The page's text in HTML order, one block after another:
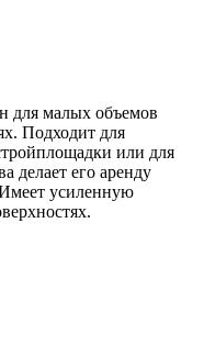
для малых объемов
Подходит для
или для
делает его аренду
усиленную